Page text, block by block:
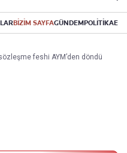
BİZİM SAYFAGÜNDEMPOLİTİKA
feshi AYM’den döndü